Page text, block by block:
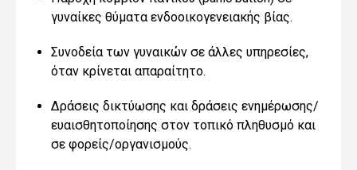
γυναίκες θύματα ενδοοικογενειακής βίας.
Συνοδεία των γυναικών σε άλλες υπηρεσίες,
όταν κρίνεται απαραίτητο.
Δράσεις δικτύωσης και δράσεις ενημέρωσης/
ευαισθητοποίησης στον τοπικό πληθυσμό και
σε φορείς/οργανισμούς.